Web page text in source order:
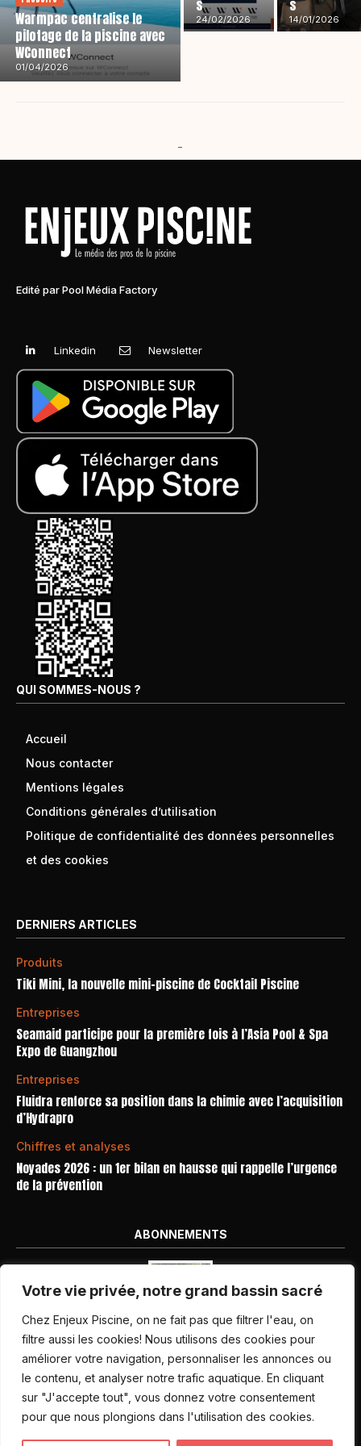
Votre vie privée, notre grand bassin sacré
Chez Enjeux Piscine, on ne fait pas que filtrer l'eau, on
filtre aussi les cookies! Nous utilisons des cookies pour
améliorer votre navigation, personnaliser les annonces ou
le contenu, et analyser notre trafic aquatique. En cliquant
sur "J'accepte tout", vous donnez votre consentement
pour que nous plongions dans l'utilisation des cookies.
Warmpac centralise le
pilotage de la piscine avec
WConnect
01/04/2026
s
24/02/2026
s
14/01/2026
-
Edité par Pool Média Factory
Linkedin Newsletter
QUI SOMMES-NOUS ?
Accueil
Nous contacter
Mentions légales
Conditions générales d’utilisation
Politique de confidentialité des données personnelles
et des cookies
DERNIERS ARTICLES
Produits
Tiki Mini, la nouvelle mini-piscine de Cocktail Piscine
Entreprises
Seamaid participe pour la première fois à l’Asia Pool & Spa
Expo de Guangzhou
Entreprises
Fluidra renforce sa position dans la chimie avec l’acquisition
d’Hydrapro
Chiffres et analyses
Noyades 2026 : un 1er bilan en hausse qui rappelle l’urgence
de la prévention
ABONNEMENTS
Nos dernières parutions
Abonnement magazine
Inscription newsletter